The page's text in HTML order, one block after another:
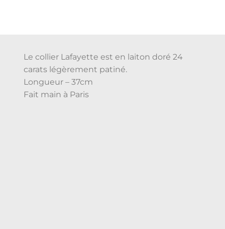
Le collier Lafayette est en laiton doré 24
carats légèrement patiné.
Longueur – 37cm
Fait main à Paris